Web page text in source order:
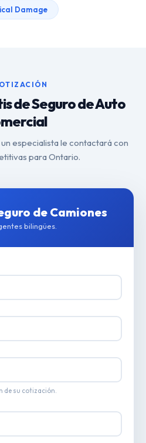
Damage
de Seguro de Auto
especialista le contactará con
para Ontario.
de Camiones
bilingües.
de su cotización.